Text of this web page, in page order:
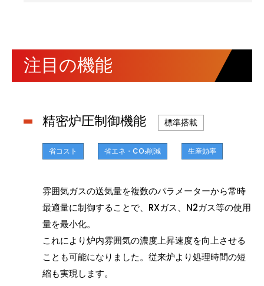
注目の機能
精密炉圧制御機能 標準搭載
省コスト 省エネ・CO2削減 生産効率
雰囲気ガスの送気量を複数のパラメーターから常時
最適量に制御することで、RXガス、N2ガス等の使用
量を最小化。
これにより炉内雰囲気の濃度上昇速度を向上させる
ことも可能になりました。従来炉より処理時間の短
縮も実現します。